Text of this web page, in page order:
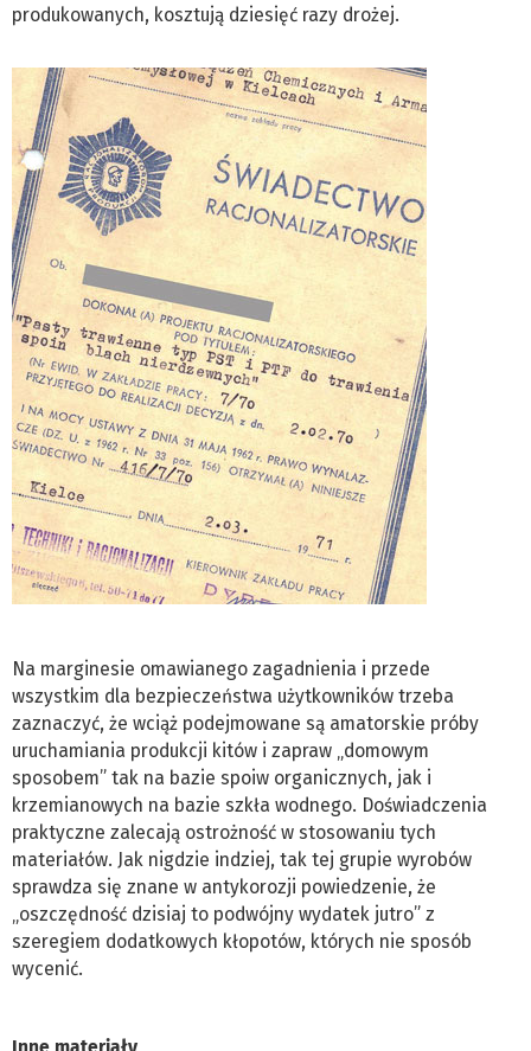
produkowanych, kosztują dziesięć razy drożej.
Na marginesie omawianego zagadnienia i przede
wszystkim dla bezpieczeństwa użytkowników trzeba
zaznaczyć, że wciąż podejmowane są amatorskie próby
uruchamiania produkcji kitów i zapraw „domowym
sposobem” tak na bazie spoiw organicznych, jak i
krzemianowych na bazie szkła wodnego. Doświadczenia
praktyczne zalecają ostrożność w stosowaniu tych
materiałów. Jak nigdzie indziej, tak tej grupie wyrobów
sprawdza się znane w antykorozji powiedzenie, że
„oszczędność dzisiaj to podwójny wydatek jutro” z
szeregiem dodatkowych kłopotów, których nie sposób
wycenić.
Inne materiały